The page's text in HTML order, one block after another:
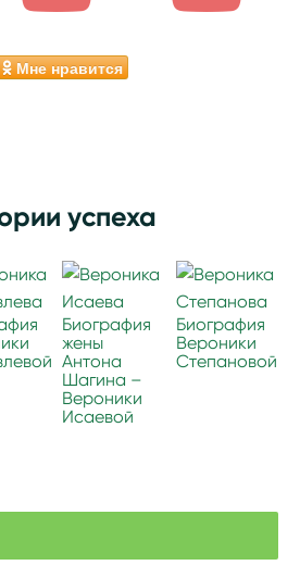
Мне нравится
успеха
Биография
жены
Антона
Шагина –
Вероники
Исаевой
Биография
Вероники
Степановой